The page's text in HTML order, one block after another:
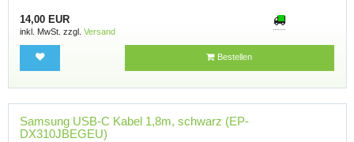
14,00 EUR
inkl. MwSt. zzgl. Versand
Bestellen
Samsung USB-C Kabel 1,8m, schwarz (EP-
DX310JBEGEU)